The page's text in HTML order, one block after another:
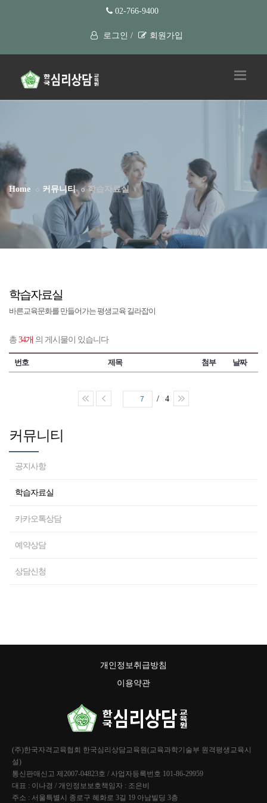
02-766-9400
로그인 / 회원가입
Home 커뮤니티 학습자료실
학습자료실
바른교육문화를 만들어가는 평생교육 길라잡이
총 34개 의 게시물이 있습니다
번호 제목 첨부 날짜
7 / 4
커뮤니티
공지사항
학습자료실
카카오톡상담
예약상담
상담신청
개인정보취급방침
이용약관
(주)한국자격교육협회 한국심리상담교육원(교육과학기술부 원격평생교육시
설)
통신판매신고 제2007-04823호 / 사업자등록번호 101-86-29959
대표 : 이나경 / 개인정보보호책임자 : 조은비
주소 : 서울특별시 종로구 혜화로 3길 19 아남빌딩 3층